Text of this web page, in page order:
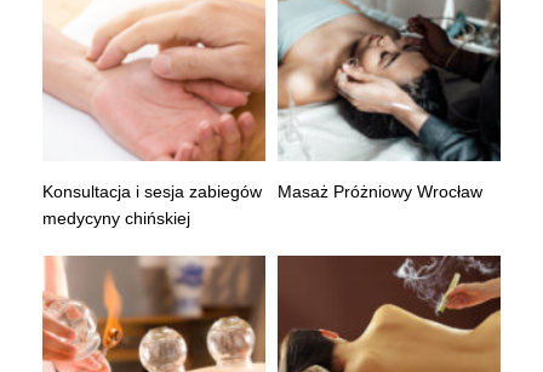
Konsultacja i sesja zabiegów
medycyny chińskiej
Masaż Próżniowy Wrocław